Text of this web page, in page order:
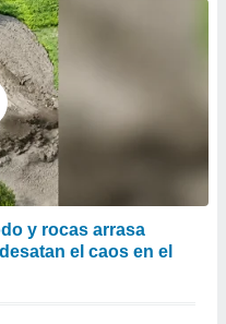
y rocas arrasa
el caos en el